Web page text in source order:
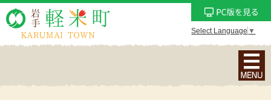
Select Language ▼
ナ
ビ